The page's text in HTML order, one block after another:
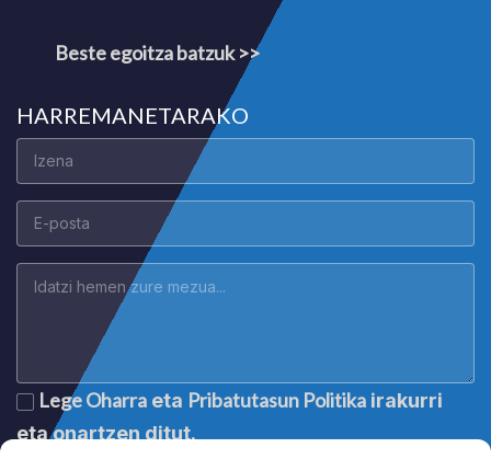
Beste egoitza batzuk >>
HARREMANETARAKO
Lege Oharra eta Pribatutasun Politika irakurri
eta onartzen ditut.